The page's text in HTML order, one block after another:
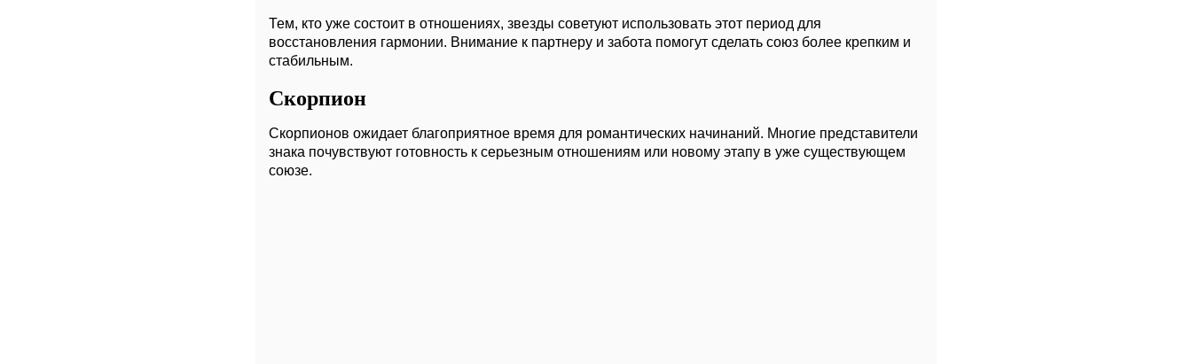
Тем, кто уже состоит в отношениях, звезды советуют использовать этот период для
восстановления гармонии. Внимание к партнеру и забота помогут сделать союз более крепким и
стабильным.
Скорпион
Скорпионов ожидает благоприятное время для романтических начинаний. Многие представители
знака почувствуют готовность к серьезным отношениям или новому этапу в уже существующем
союзе.